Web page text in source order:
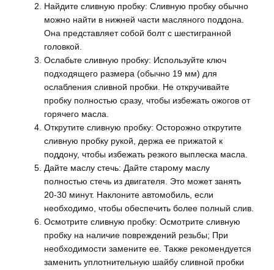
Найдите сливную пробку: Сливную пробку обычно
можно найти в нижней части масляного поддона.
Она представляет собой болт с шестигранной
головкой.
Ослабьте сливную пробку: Используйте ключ
подходящего размера (обычно 19 мм) для
ослабления сливной пробки. Не откручивайте
пробку полностью сразу, чтобы избежать ожогов от
горячего масла.
Открутите сливную пробку: Осторожно открутите
сливную пробку рукой, держа ее прижатой к
поддону, чтобы избежать резкого выплеска масла.
Дайте маслу стечь: Дайте старому маслу
полностью стечь из двигателя. Это может занять
20-30 минут. Наклоните автомобиль, если
необходимо, чтобы обеспечить более полный слив.
Осмотрите сливную пробку: Осмотрите сливную
пробку на наличие повреждений резьбы; При
необходимости замените ее. Также рекомендуется
заменить уплотнительную шайбу сливной пробки